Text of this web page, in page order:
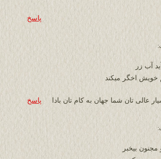
پاسخ
آب زر
خویش اخگر میکند
عالی تان شما جهان به کام تان بادا پاسخ
بیخبر